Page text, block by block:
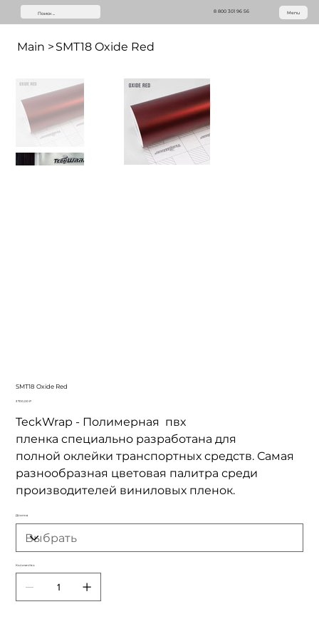
8 800 301 96 56 Menu
Main > SMT18 Oxide Red
SMT18 Oxide Red
Цена
3 700,00 ₽
TeckWrap - Полимерная пвх
пленка специально разработана для
полной оклейки транспортных средств. Самая
разнообразная цветовая палитра среди
производителей виниловых пленок.
Длинна
Количество